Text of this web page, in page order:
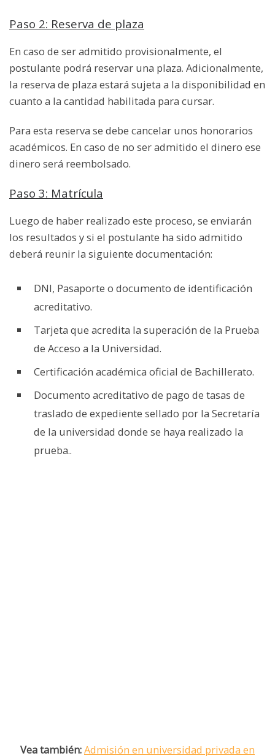
Paso 2: Reserva de plaza
En caso de ser admitido provisionalmente, el
postulante podrá reservar una plaza. Adicionalmente,
la reserva de plaza estará sujeta a la disponibilidad en
cuanto a la cantidad habilitada para cursar.
Para esta reserva se debe cancelar unos honorarios
académicos. En caso de no ser admitido el dinero ese
dinero será reembolsado.
Paso 3: Matrícula
Luego de haber realizado este proceso, se enviarán
los resultados y si el postulante ha sido admitido
deberá reunir la siguiente documentación:
DNI, Pasaporte o documento de identificación
acreditativo.
Tarjeta que acredita la superación de la Prueba
de Acceso a la Universidad.
Certificación académica oficial de Bachillerato.
Documento acreditativo de pago de tasas de
traslado de expediente sellado por la Secretaría
de la universidad donde se haya realizado la
prueba..
Vea también:Admisión en universidad privada en